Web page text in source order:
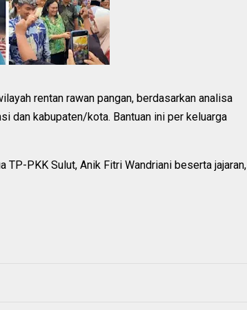
rentan rawan pangan, berdasarkan analisa
dan kabupaten/kota. Bantuan ini per keluarga
TP-PKK Sulut, Anik Fitri Wandriani beserta jajaran,